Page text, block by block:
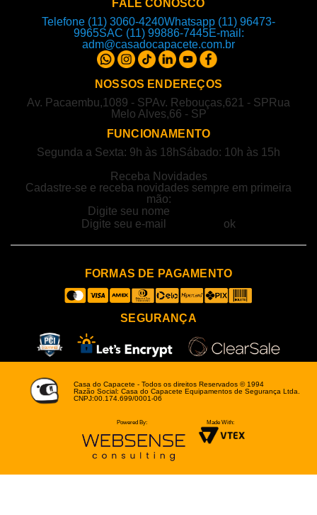
FALE CONOSCO
Telefone (11) 3060-4240Whatsapp (11) 96473-
9965SAC (11) 99886-7445E-mail:
adm@casadocapacete.com.br
NOSSOS ENDEREÇOS
Av. Pacaembu,1089 - SPAv. Rebouças,621 - SP Rua
Melo Alves,66 - SP
FUNCIONAMENTO
Segunda a Sexta: 9h às 18hSábado: 10h às 15h
Receba Novidades
Cadastre-se e receba novidades sempre em primeira
mão:
FORMAS DE PAGAMENTO
SEGURANÇA
Casa do Capacete - Todos os direitos Reservados © 1994
Razão Social: Casa do Capacete Equipamentos de Segurança Ltda.
CNPJ:00.174.699/0001-06
Powered By: Made With: